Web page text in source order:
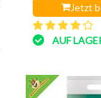
Jetzt
AUF